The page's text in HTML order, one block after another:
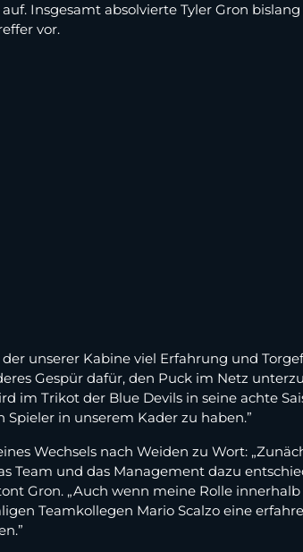
Insgesamt absolvierte Tyler Gron
vor.
unserer Kabine viel Erfahrung und
Gespür dafür, den Puck im Netz
im Trikot der Blue Devils in seine achte
in unserem Kader zu haben.”
Wechsels nach Weiden zu Wort:
Team und das Management dazu
Gron. „Auch wenn meine Rolle
Teamkollegen Mario Scalzo eine